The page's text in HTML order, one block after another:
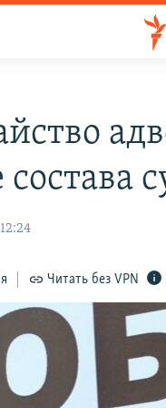
состава
Читать без VPN